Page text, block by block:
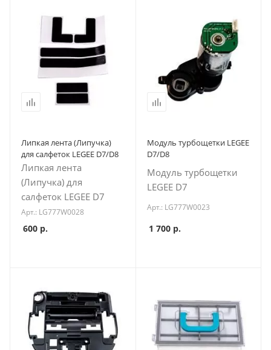
Липкая лента (Липучка)
для салфеток LEGEE D7/D8
Липкая лента
(Липучка) для
салфеток LEGEE D7
Арт.: LG777W0028
600 р.
Модуль турбощетки LEGEE
D7/D8
Модуль турбощетки
LEGEE D7
Арт.: LG777W0023
1 700р.